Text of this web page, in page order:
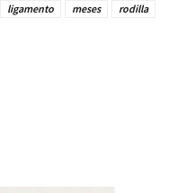
ligamento meses
rodilla